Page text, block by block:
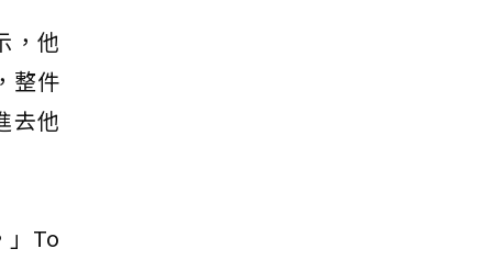
，他
整件
去他
」To